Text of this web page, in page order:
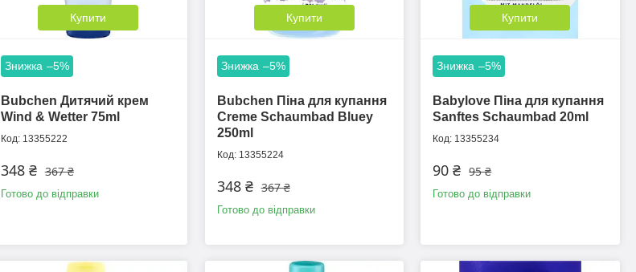
Купити
–5%
Bubchen Дитячий крем
Wind & Wetter 75ml
13355222
367 ₴
348 ₴
Готово до відправки
Купити
–5%
Bubchen Піна для купання
Creme Schaumbad Bluey
250ml
13355224
367 ₴
348 ₴
Готово до відправки
Купити
–5%
Babylove Піна для купання
Sanftes Schaumbad 20ml
13355234
95 ₴
90 ₴
Готово до відправки